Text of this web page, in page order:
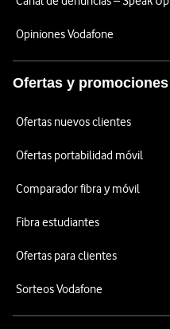
Opiniones Vodafone
Ofertas y promociones
Ofertas nuevos clientes
Ofertas portabilidad móvil
Comparador fibra y móvil
Fibra estudiantes
Ofertas para clientes
Sorteos Vodafone